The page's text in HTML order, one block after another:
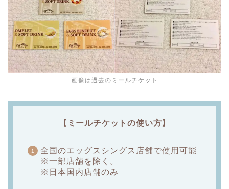
画像は過去のミールチケット
【ミールチケットの使い方】
全国のエッグスシングス店舗で使用可能
※一部店舗を除く。
※日本国内店舗のみ